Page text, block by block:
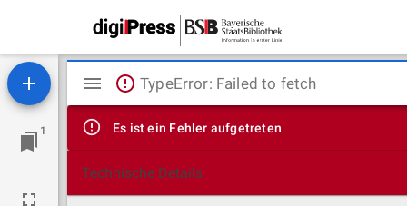
1
Mirador
Viewer
TypeError: Failed to fetch
Es ist ein Fehler aufgetreten
Technische Details